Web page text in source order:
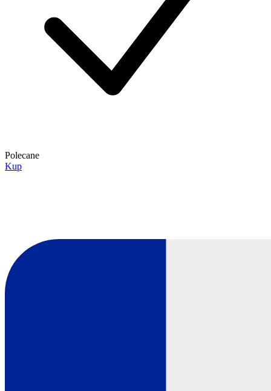
Polecane
Kup